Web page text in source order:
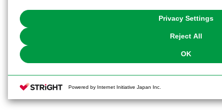
棒）」×各1
8) スクールバッグ×１
9)展示用ベース×1
10)メガミデバイス対応首ジョイント
11)水転写式表情デカール×1
You can change your consent or rejection settings at any time via
Privacy Settings
Reject All
OK
Powered by Internet Initiative Japan Inc.